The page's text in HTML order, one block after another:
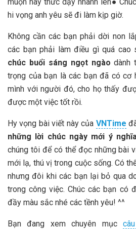
hi vọng anh yêu sẽ đi làm kịp giờ.
Không cần các bạn phải dời non
các bạn phải làm điều gì quá cao
chúc buổi sáng ngọt ngào dành
trọng của bạn là các bạn đã có cơ
mình với người đó, cho họ thấy
được một việc tốt rồi.
Hy vọng bài viết này của VNTime
những lời chúc ngày mới ý
chúng tôi để có thể đọc những bài
mới lạ, thú vị trong cuộc sống. Có
nhưng đôi khi các bạn lại bỏ qua
trong công việc. Chúc các bạn có
đầy màu sắc nhé các tềnh yêu! ^^
Bạn đang xem chuyên mục